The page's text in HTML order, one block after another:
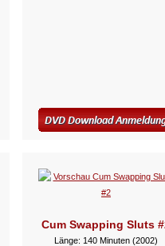
Cum Swapping Sluts
Länge: 140 Minuten (2002)